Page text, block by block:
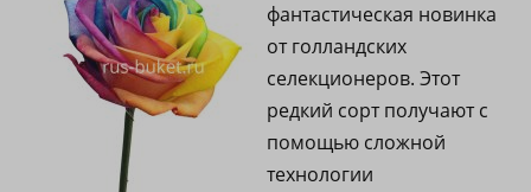
фантастическая новинка
от голландских
селекционеров. Этот
редкий сорт получают с
помощью сложной
технологии